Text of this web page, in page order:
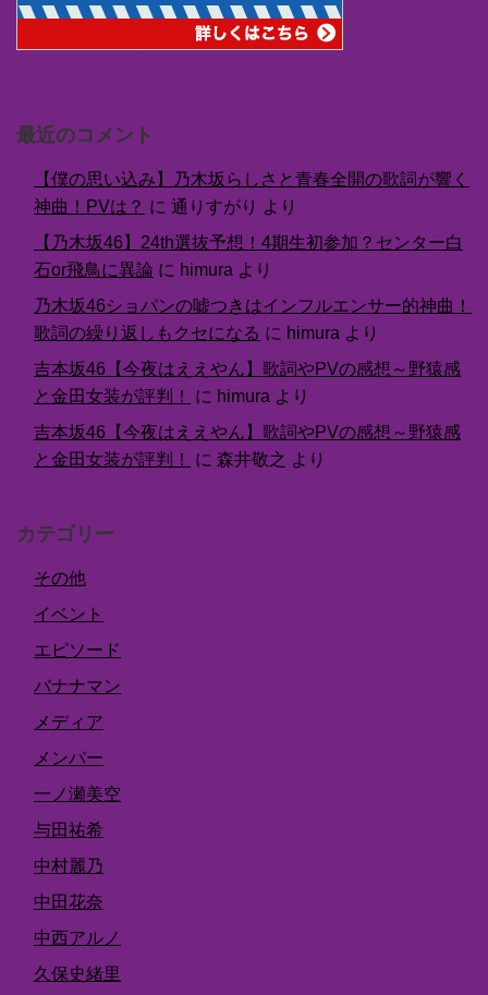
最近のコメント
【僕の思い込み】乃木坂らしさと青春全開の歌詞が響く
神曲！PVは？ に 通りすがり より
【乃木坂46】24th選抜予想！4期生初参加？センター白
石or飛鳥に異論 に himura より
乃木坂46ショパンの嘘つきはインフルエンサー的神曲！
歌詞の繰り返しもクセになる に himura より
吉本坂46【今夜はええやん】歌詞やPVの感想～野猿感
と金田女装が評判！
に himura より
吉本坂46【今夜はええやん】歌詞やPVの感想～野猿感
と金田女装が評判！
に 森井敬之 より
カテゴリー
その他
イベント
エピソード
バナナマン
メディア
メンバー
一ノ瀬美空
与田祐希
中村麗乃
中田花奈
中西アルノ
久保史緒里